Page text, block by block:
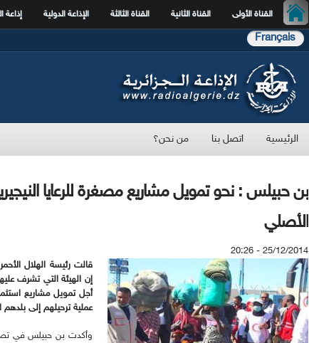
القناة الأولى القناة الثانية القناة الثالثة الإذاعة الدولية إذاعة
Français
الرئيسية اتصل بنا من نحن؟
بن حبيلس : نحو تمويل مشاريع مصغرة للرعايا
الأصلي
25/12/2014 - 20:26
قالت رئيسة الهلال
إن الهيئة التي تشرف
أجل تمويل مشاريع
عملية ترحيلهم إلى
وأكدت بن حبيلس في